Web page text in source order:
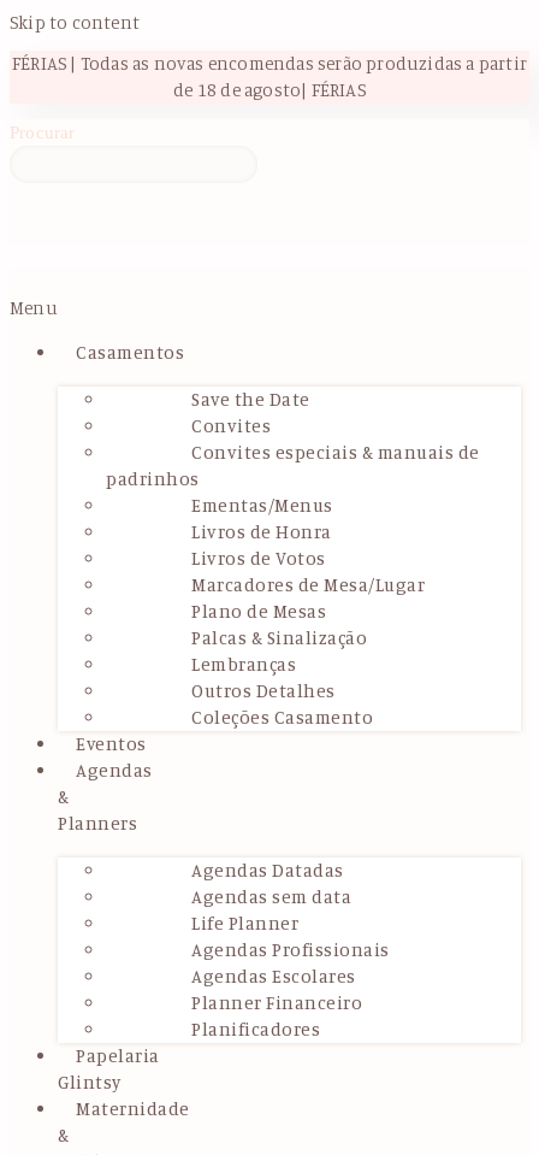
Skip to content
FÉRIAS | Todas as novas encomendas serão produzidas a partir
de 18 de agosto| FÉRIAS
Procurar
Menu
Casamentos
Save the Date
Convites
Convites especiais & manuais de
padrinhos
Ementas/Menus
Livros de Honra
Livros de Votos
Marcadores de Mesa/Lugar
Plano de Mesas
Palcas & Sinalização
Lembranças
Outros Detalhes
Coleções Casamento
Eventos
Agendas
&
Planners
Agendas Datadas
Agendas sem data
Life Planner
Agendas Profissionais
Agendas Escolares
Planner Financeiro
Planificadores
Papelaria
Glintsy
Maternidade
&